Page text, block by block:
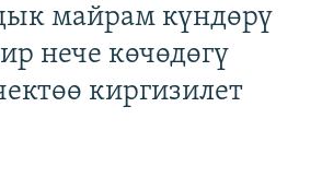
майрам күндөрү
нече көчөдөгү
киргизилет